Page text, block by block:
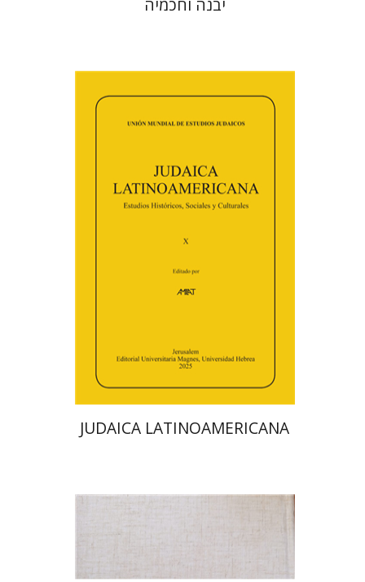
יבנה וחכמיה
פלורינדה פ. גולדברג.
פולט
קרשונוביץ שוסטר
דבי רויטמן אפרים זדוף
$53
$48
JUDAICA LATINOAMERICANA